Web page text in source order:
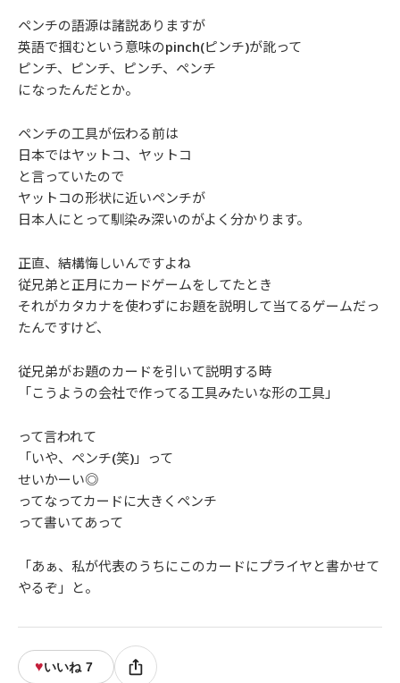
ペンチの語源は諸説ありますが
英語で掴むという意味のpinch(ピンチ)が訛って
ピンチ、ピンチ、ピンチ、ペンチ
になったんだとか。
ペンチの工具が伝わる前は
日本ではヤットコ、ヤットコ
と言っていたので
ヤットコの形状に近いペンチが
日本人にとって馴染み深いのがよく分かります。
正直、結構悔しいんですよね
従兄弟と正月にカードゲームをしてたとき
それがカタカナを使わずにお題を説明して当てるゲームだっ
たんですけど、
従兄弟がお題のカードを引いて説明する時
「こうようの会社で作ってる工具みたいな形の工具」
って言われて
「いや、ペンチ(笑)」って
せいかーい◎
ってなってカードに大きくペンチ
って書いてあって
「あぁ、私が代表のうちにこのカードにプライヤと書かせて
やるぞ」と。
♥いいね 7